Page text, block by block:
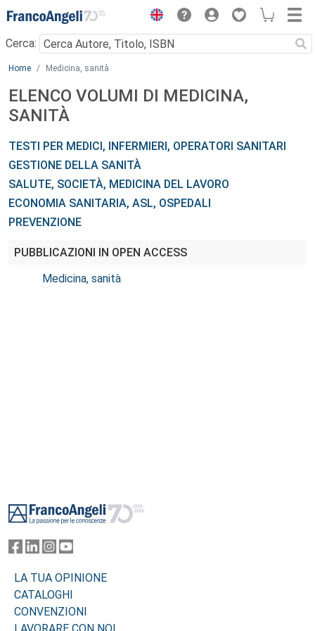
Menu
Cerca:
Main content
Home Medicina, sanità
ELENCO VOLUMI DI MEDICINA,
SANITÀ
TESTI PER MEDICI, INFERMIERI, OPERATORI SANITARI
GESTIONE DELLA SANITÀ
SALUTE, SOCIETÀ, MEDICINA DEL LAVORO
ECONOMIA SANITARIA, ASL, OSPEDALI
PREVENZIONE
PUBBLICAZIONI IN OPEN ACCESS
Medicina, sanità
LA TUA OPINIONE
CATALOGHI
CONVENZIONI